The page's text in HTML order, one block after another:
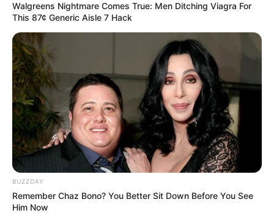
In einem steinernen Haus aus der Zeit der
Plastiken gezeigt, von denen die
Betrachter zum Lachen angeregt werden.
Frankfurter Palmengarten
Prachtvolle Park- und Gartenanlage im
Frankfurter Westend mit Palmen und
vielen weiteren exotischen Pflanzen aus
der ganzen Welt in zum Teil historischen
Gewächshäusern.
Chinesischer Garten in Frankfurt
Walgreens Nightmare Comes True: Men Ditching Viagra For
This 87¢ Generic Aisle 7 Hack
BUZZDAY
Remember Chaz Bono? You Better Sit Down Before You See
Him Now